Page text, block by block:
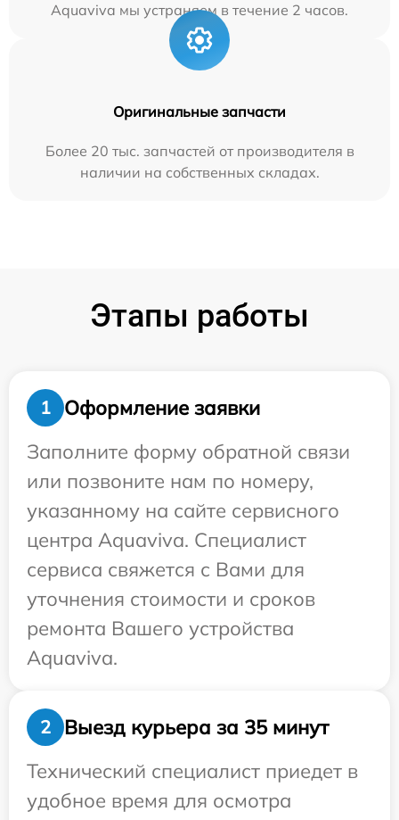
Aquaviva мы устраняем в течение 2 часов.
Оригинальные запчасти
Более 20 тыс. запчастей от производителя в
наличии на собственных складах.
Этапы работы
1
Оформление заявки
Заполните форму обратной связи
или позвоните нам по номеру,
указанному на сайте сервисного
центра Aquaviva. Специалист
сервиса свяжется с Вами для
уточнения стоимости и сроков
ремонта Вашего устройства
Aquaviva.
2
Выезд курьера за 35 минут
Технический специалист приедет в
удобное время для осмотра